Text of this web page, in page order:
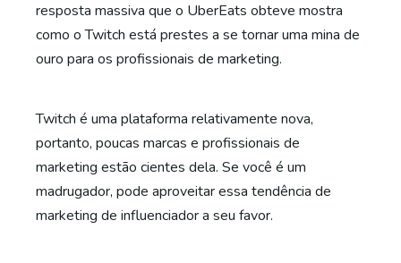
resposta massiva que o UberEats obteve mostra
como o Twitch está prestes a se tornar uma mina de
ouro para os profissionais de marketing.
Twitch é uma plataforma relativamente nova,
portanto, poucas marcas e profissionais de
marketing estão cientes dela. Se você é um
madrugador, pode aproveitar essa tendência de
marketing de influenciador a seu favor.